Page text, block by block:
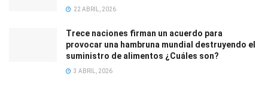
22 ABRIL, 2026
Trece naciones firman un acuerdo para
provocar una hambruna mundial destruyendo el
suministro de alimentos ¿Cuáles son?
3 ABRIL, 2026